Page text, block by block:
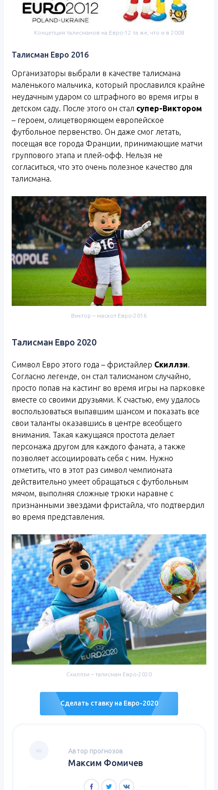
Концепция талисманов на Евро-12 та же, что и в 2008
Талисман Евро 2016
Организаторы выбрали в качестве талисмана
маленького мальчика, который прославился крайне
неудачным ударом со штрафного во время игры в
детском саду. После этого он стал супер-Виктором
– героем, олицетворяющем европейское
футбольное первенство. Он даже смог летать,
посещая все города Франции, принимающие матчи
группового этапа и плей-офф. Нельзя не
согласиться, что это очень полезное качество для
талисмана.
Виктор – маскот Евро-2016
Талисман Евро 2020
Символ Евро этого года – фристайлер Скиллзи.
Согласно легенде, он стал талисманом случайно,
просто попав на кастинг во время игры на парковке
вместе со своими друзьями. К счастью, ему удалось
воспользоваться выпавшим шансом и показать все
свои таланты оказавшись в центре всеобщего
внимания. Такая кажущаяся простота делает
персонажа другом для каждого фаната, а также
позволяет ассоциировать себя с ним. Нужно
отметить, что в этот раз символ чемпионата
действительно умеет обращаться с футбольным
мячом, выполняя сложные трюки наравне с
признанными звездами фристайла, что подтвердил
во время представления.
Скиллзи – талисман Евро-2020
Сделать ставку на Евро-2020
Автор прогнозов
Максим Фомичев